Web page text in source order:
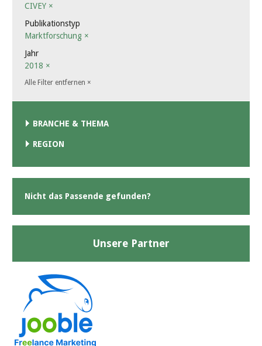
CIVEY ×
Publikationstyp
Marktforschung ×
Jahr
2018 ×
Alle Filter entfernen ×
BRANCHE & THEMA
REGION
Nicht das Passende gefunden?
Unsere Partner